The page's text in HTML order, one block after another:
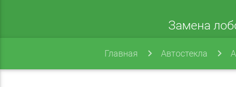
Замена
Главная Автостекла